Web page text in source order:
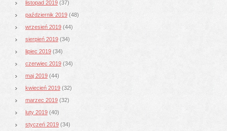
listopad 2019 (37)
październik 2019 (48)
wrzesień 2019 (44)
sierpień 2019 (34)
lipiec 2019 (34)
czerwiec 2019 (34)
maj 2019 (44)
kwiecień 2019 (32)
marzec 2019 (32)
luty 2019 (40)
styczeń 2019 (34)